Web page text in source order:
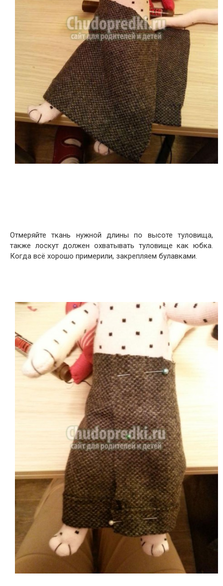
Отмеряйте ткань нужной длины по высоте туловища,
также лоскут должен охватывать туловище как юбка.
Когда всё хорошо примерили, закрепляем булавками.